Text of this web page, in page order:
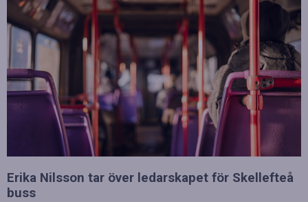
Erika Nilsson tar över ledarskapet för Skellefteå
buss